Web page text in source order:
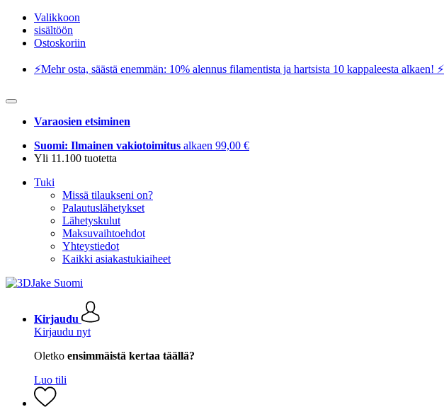
Valikkoon
sisältöön
Ostoskoriin
⚡️Mehr osta, säästä enemmän: 10% alennus filamentista ja hartsista 10 kappaleesta alkaen! ⚡️
Varaosien etsiminen
Suomi: Ilmainen vakiotoimitus alkaen 99,00 €
Yli 11.100 tuotetta
Tuki
Missä tilaukseni on?
Palautuslähetykset
Lähetyskulut
Maksuvaihtoehdot
Yhteystiedot
Kaikki asiakastukiaiheet
Kirjaudu
Kirjaudu nyt
Oletko ensimmäistä kertaa täällä?
Luo tili